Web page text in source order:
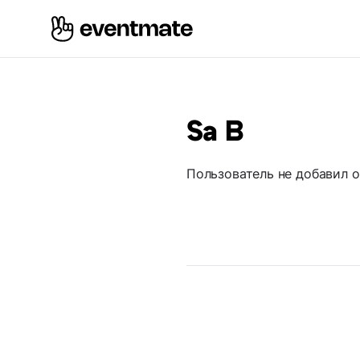
Sa B
Пользователь не добавил